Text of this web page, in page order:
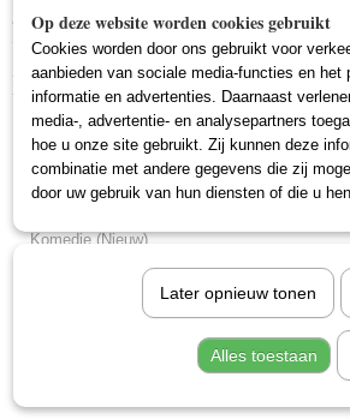
Home >Nieuwe DVD's>Tekenfilm (Nieuw)
Nieuwe DVD's
Horror (Nieuw)
Thriller (Nieuw)
Komedie (Nieuw)
Western (Nieuw)
Sorteer op:
••• 1 2 3
Op deze website worden cookies gebruikt
Cookies worden door ons gebruikt voor
aanbieden van sociale media-functies en het
informatie en advertenties. Daarnaast
media-, advertentie- en analysepartners
hoe u onze site gebruikt. Zij kunnen deze
combinatie met andere gegevens die zij
door uw gebruik van hun diensten of die u
Later opnieuw tonen
Alles toestaan